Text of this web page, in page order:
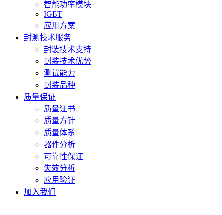
智能功率模块
IGBT
应用方案
封测技术服务
封装技术支持
封装技术优势
测试能力
封装品种
质量保证
质量证书
质量方针
质量体系
器件分析
可靠性保证
失效分析
应用验证
加入我们